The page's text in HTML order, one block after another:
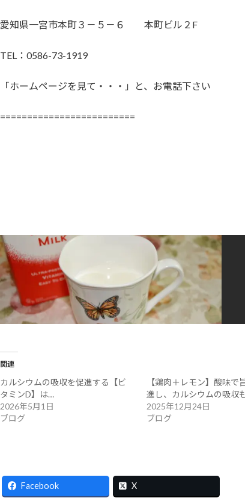
愛知県一宮市本町３－５－６ 本町ビル２F
TEL：0586-73-1919
「ホームページを見て・・・」と、お電話下さい
=========================
関連
カルシウムの吸収を促進する【ビ
タミンD】は…
2026年5月1日
ブログ
【鶏肉＋レモン】酸味で
進し、カルシウムの吸収
2025年12月24日
ブログ
Facebook X